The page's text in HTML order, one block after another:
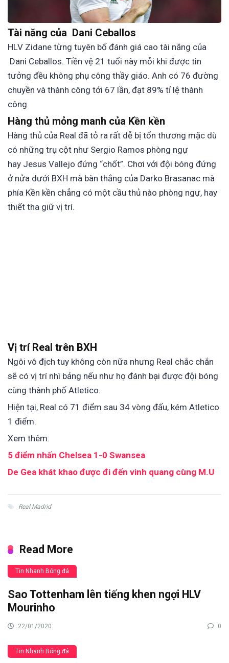
Tài năng của Dani Ceballos
HLV Zidane từng tuyên bố đánh giá cao tài năng của
Dani Ceballos. Tiền vệ 21 tuổi này mỗi khi được tin
tưởng đều không phụ công thầy giáo. Anh có 76 đường
chuyền và thành công tới 67 lần, đạt 89% tỉ lệ thành
công.
Hàng thủ mỏng manh của Kền kền
Hàng thủ của Real đã tỏ ra rất dễ bị tổn thương mặc dù
có những trụ cột như Sergio Ramos phòng ngự
hay Jesus Vallejo đứng “chốt”. Chơi với đội bóng đứng
ở nửa dưới BXH mà bàn thắng của Darko Brasanac mà
phía Kền kền chẳng có một cầu thủ nào phòng ngự, hay
thiết tha giữ vị trí.
Vị trí Real trên BXH
Ngôi vô địch tuy không còn nữa nhưng Real chắc chắn
sẽ có vị trí nhì bảng nếu như họ đánh bại được đội bóng
cùng thành phố Atletico.
Hiện tại, Real có 71 điểm sau 34 vòng đấu, kém Atletico
1 điểm.
Xem thêm:
5 điểm nhấn Chelsea 1-0 Swansea
De Gea khát khao được đi đến vinh quang cùng M.U
Real Madrid
Read More
Tin Nhanh Bóng đá
Sao Tottenham lên tiếng khen ngợi HLV
Mourinho
22/01/2020 0
Tin Nhanh Bóng đá